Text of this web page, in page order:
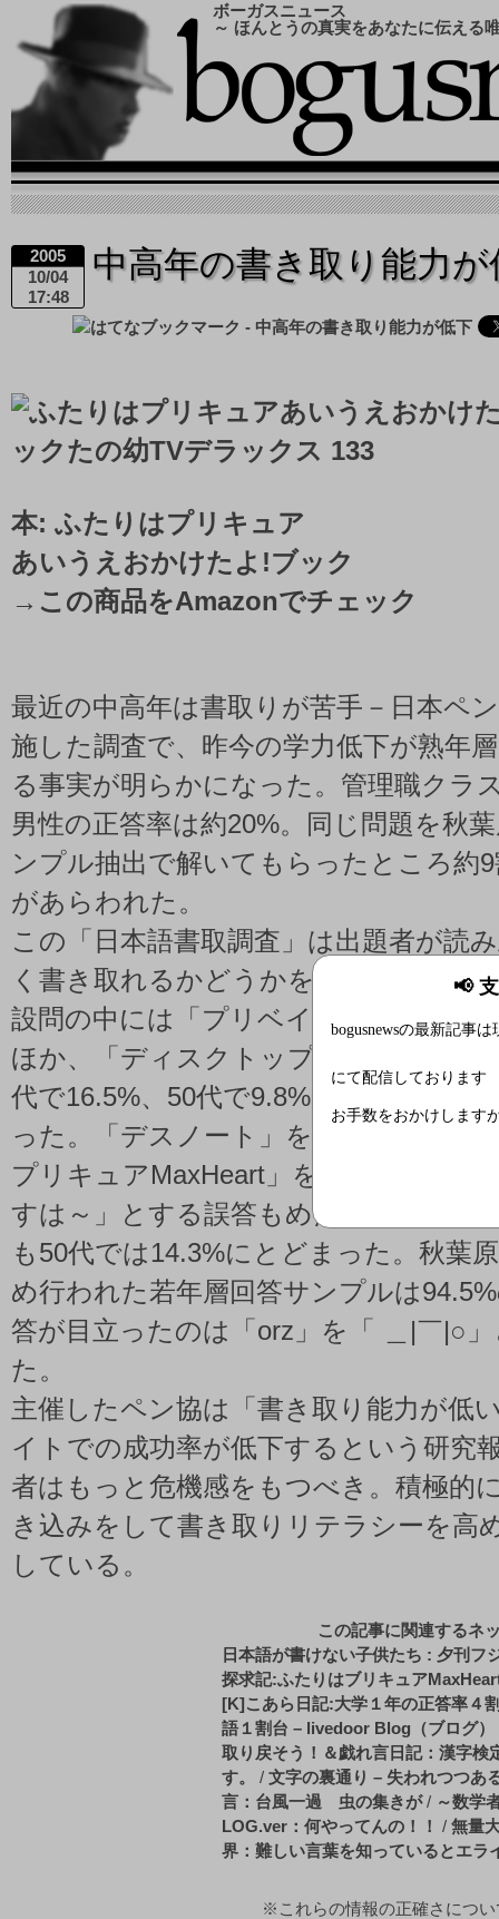
📢
bogusnewsの最新記事は
にて配信しております
お手数をおかけします
ボーガスニュース
～ ほんとうの真実をあなたに伝える
2005
10/04
17:48
中高年の書き取り能力
本: ふたりはプリキュア
あいうえおかけたよ!ブック
→ この商品をAmazonでチェック
最近の中高年は書取りが苦手－日本ペ
施した調査で、昨今の学力低下が熟年
る事実が明らかになった。管理職クラ
男性の正答率は約20%。同じ問題を秋
ンプル抽出で解いてもらったところ約
があらわれた。
この「日本語書取調査」は出題者が読
く書き取れるかどうかを調べるもの。
設問の中には「プリベイト（正しくは
ほか、「ディスクトップ（デスクトッ
代で16.5%、50代で9.8%しか答えられ
った。「デスノート」を「ディスノー
プリキュアMaxHeart」を「ふたりはブ
すは～」とする誤答もめだつ。正答率
も50代では14.3%にとどまった。秋葉
め行われた若年層回答サンプルは
答が目立ったのは「orz」を「 ＿|￣|○
た。
主催したペン協は「書き取り能力が低
イトでの成功率が低下するという研究
者はもっと危機感をもつべき。積極的
き込みをして書き取りリテラシーを高
している。
この記事に関連するネ
日本語が書けない子供たち : 夕刊フ
探求記:ふたりはブリキュア
[K]こあら日記:大学１年の正答率４
語１割台 – livedoor Blog（ブログ）
取り戻そう！＆戯れ言日記：漢字検
す。
/ 文字の裏通り – 失われつつあ
言：台風一過 虫の集きが/ ～数学
LOG.ver：何やってんの！！ / 無量
界：難しい言葉を知っているとエラ
※これらの情報の正確さにつ